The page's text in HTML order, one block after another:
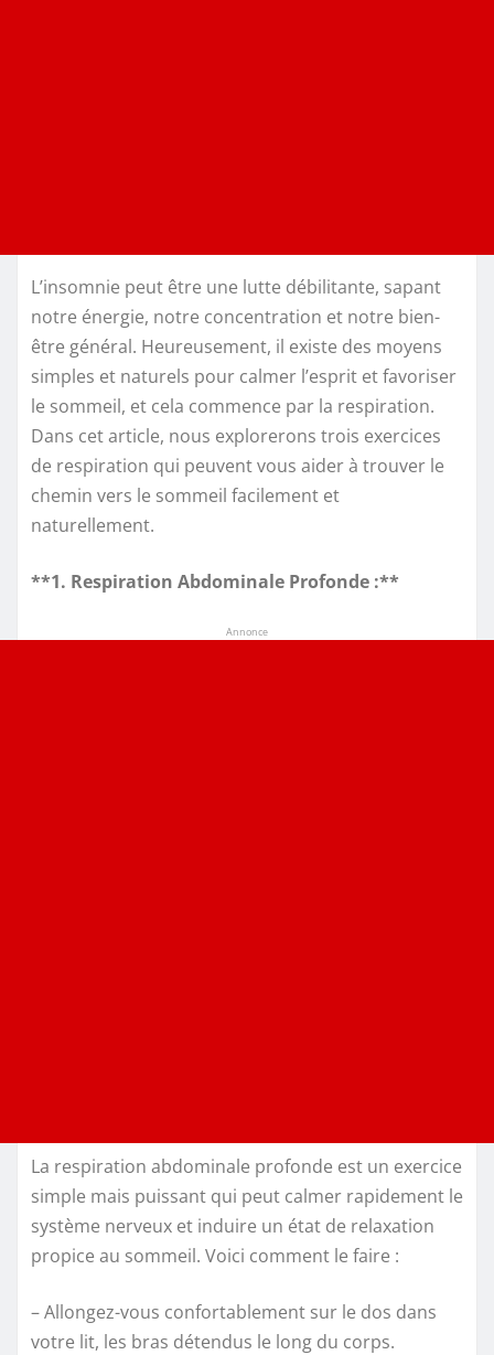
L’insomnie peut être une lutte débilitante, sapant
notre énergie, notre concentration et notre bien-
être général. Heureusement, il existe des moyens
simples et naturels pour calmer l’esprit et favoriser
le sommeil, et cela commence par la respiration.
Dans cet article, nous explorerons trois exercices
de respiration qui peuvent vous aider à trouver le
chemin vers le sommeil facilement et
naturellement.
**1. Respiration Abdominale Profonde :**
Annonce
La respiration abdominale profonde est un exercice
simple mais puissant qui peut calmer rapidement le
système nerveux et induire un état de relaxation
propice au sommeil. Voici comment le faire :
– Allongez-vous confortablement sur le dos dans
votre lit, les bras détendus le long du corps.